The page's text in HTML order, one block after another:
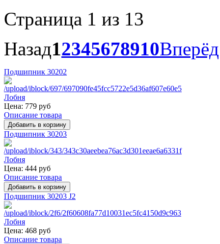
Страница 1 из 13
Назад12345678910Вперёд
Подшипник 30202
Цена: 779 руб
Описание товара
Подшипник 30203
Цена: 444 руб
Описание товара
Подшипник 30203 J2
Цена: 468 руб
Описание товара